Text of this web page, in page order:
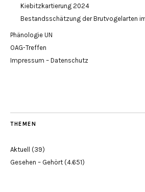
Kiebitzkartierung 2024
Bestandsschätzung der Brutvogelarten
Phänologie UN
OAG-Treffen
Impressum – Datenschutz
THEMEN
Aktuell (39)
Gesehen – Gehört (4.651)